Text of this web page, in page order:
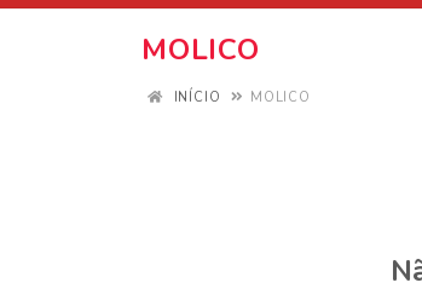
MOLICO
INÍCIO MOLICO